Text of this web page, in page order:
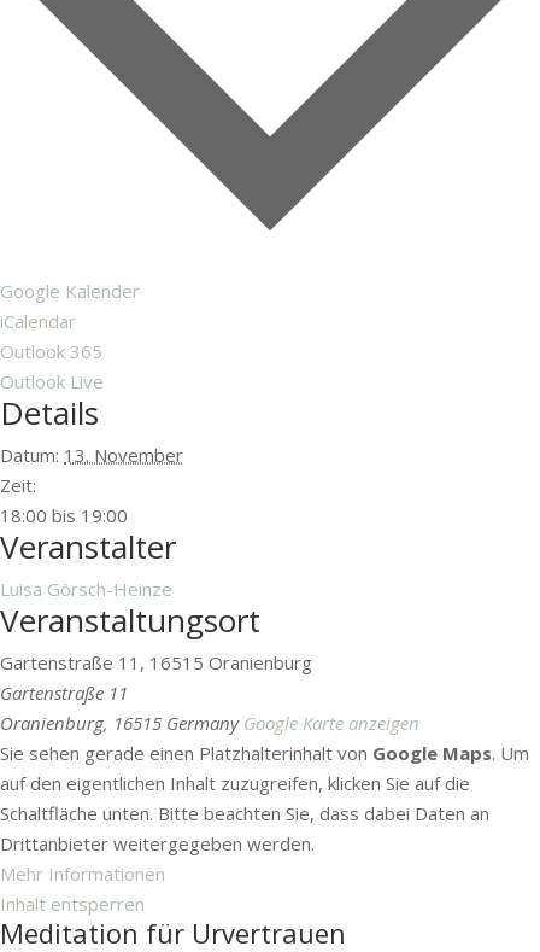
Google Kalender
iCalendar
Outlook 365
Outlook Live
Details
Datum: 13. November
Zeit:
18:00 bis 19:00
Veranstalter
Luisa Görsch-Heinze
Veranstaltungsort
Gartenstraße 11, 16515 Oranienburg
Gartenstraße 11
Oranienburg, 16515 Germany Google Karte anzeigen
Sie sehen gerade einen Platzhalterinhalt von Google Maps. Um
auf den eigentlichen Inhalt zuzugreifen, klicken Sie auf die
Schaltfläche unten. Bitte beachten Sie, dass dabei Daten an
Drittanbieter weitergegeben werden.
Mehr Informationen
Inhalt entsperren
Meditation für Urvertrauen